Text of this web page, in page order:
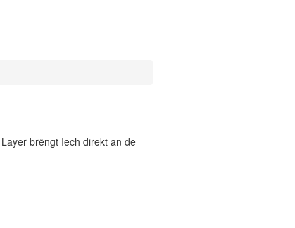
brëngt Iech direkt an de